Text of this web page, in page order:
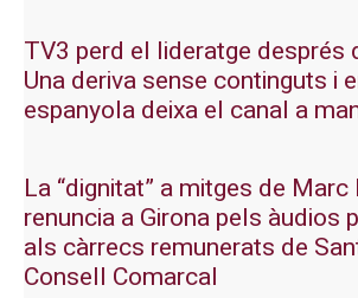
TV3 perd el lideratge després
Una deriva sense continguts i
espanyola deixa el canal a
La “dignitat” a mitges de Marc
renuncia a Girona pels àudios
als càrrecs remunerats de
Consell Comarcal